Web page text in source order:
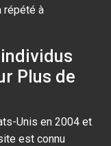
répété à
Plus de
Unis en 2004 et
est connu